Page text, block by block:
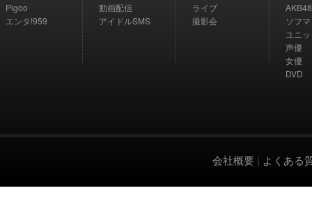
Pigoo
エンタ!959
動画配信
アイドルSMS
ライブ
撮影会
AKB48
ソフ
ユニ
声優
女優
DVD
会社概要 | よくある